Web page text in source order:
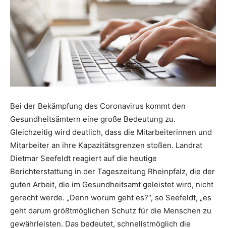
Bei der Bekämpfung des Coronavirus kommt den
Gesundheitsämtern eine große Bedeutung zu.
Gleichzeitig wird deutlich, dass die Mitarbeiterinnen und
Mitarbeiter an ihre Kapazitätsgrenzen stoßen. Landrat
Dietmar Seefeldt reagiert auf die heutige
Berichterstattung in der Tageszeitung Rheinpfalz, die der
guten Arbeit, die im Gesundheitsamt geleistet wird, nicht
gerecht werde. „Denn worum geht es?“, so Seefeldt, „es
geht darum größtmöglichen Schutz für die Menschen zu
gewährleisten. Das bedeutet, schnellstmöglich die